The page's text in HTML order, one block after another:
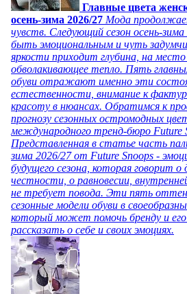
Главные цвета
осень-зима 2026/27 Мода
чувств. Следующий сезон осень-
быть эмоциональным и чуть
яркости приходит глубина, на
обволакивающее тепло. Пять
обуви отражают именно эти
естественности, внимание к
красоту в нюансах. Обратимся к
прогнозу сезонных остромодных
международного тренд-бюро Future
Представленная в статье часть
зима 2026/27 от Future Snoops -
будущего сезона, которая говорит о
честности, о равновесии,
не требует повода. Эти пять
сезонные модели обуви в
который может помочь бренду и
рассказать о себе и своих эмоциях.